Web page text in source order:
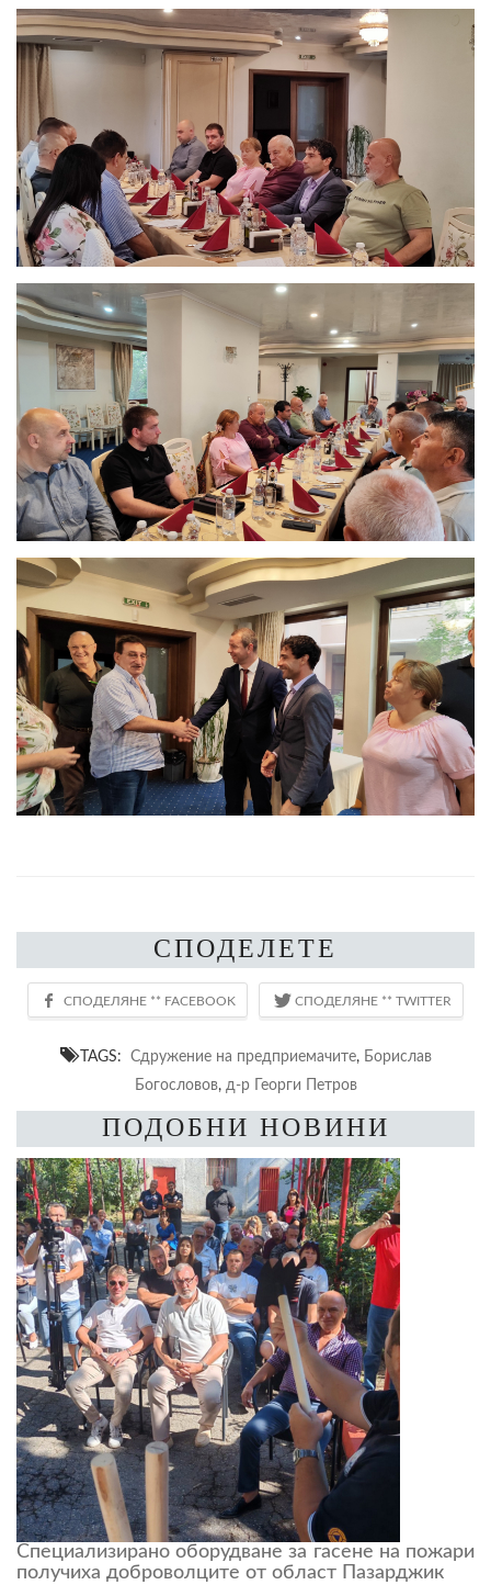
СПОДЕЛЕТЕ
TAGS: Сдружение на предприемачите, Борислав
Богословов, д-р Георги Петров
ПОДОБНИ НОВИНИ
Специализирано оборудване за гасене на пожари
получиха доброволците от област Пазарджик